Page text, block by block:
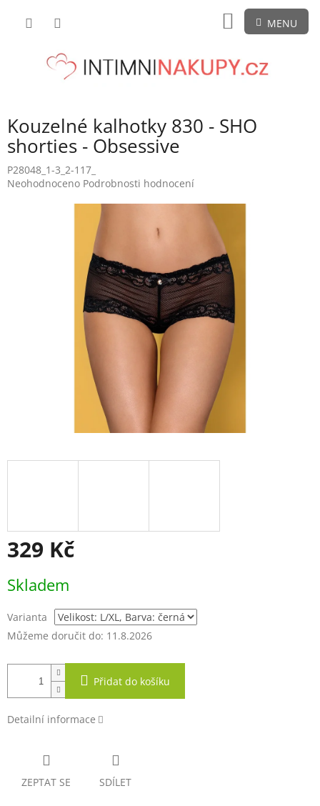
NÁKUPNÍ
KOŠÍK
Kouzelné kalhotky 830 - SHO
shorties - Obsessive
P28048_1-3_2-117_
Průměrné
Neohodnoceno Podrobnosti hodnocení
329 Kč
cena:
Skladem
Varianta
Můžeme doručit do: 11.8.2026
Přidat do košíku
Detailní informace
ZEPTAT SE SDÍLET